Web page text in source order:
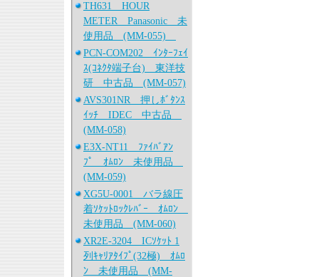
TH631 HOUR
METER Panasonic 未
使用品 (MM-055)
PCN-COM202 ｲﾝﾀｰﾌｪｲ
ｽ(ｺﾈｸﾀ端子台) 東洋技
研 中古品 (MM-057)
AVS301NR 押しﾎﾞﾀﾝｽ
ｲｯﾁ IDEC 中古品
(MM-058)
E3X-NT11 ﾌｧｲﾊﾞｱﾝ
ﾌﾟ ｵﾑﾛﾝ 未使用品
(MM-059)
XG5U-0001 バラ線圧
着ｿｹｯﾄﾛｯｸﾚﾊﾞｰ ｵﾑﾛﾝ
未使用品 (MM-060)
XR2E-3204 ICｿｹｯﾄ 1
列ｷｬﾘｱﾀｲﾌﾟ(32極) ｵﾑﾛ
ﾝ 未使用品 (MM-